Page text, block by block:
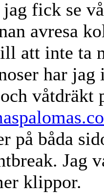
jag fick se
avresa
att inte ta
har
våtdräkt
på båda
Jag
klippor.